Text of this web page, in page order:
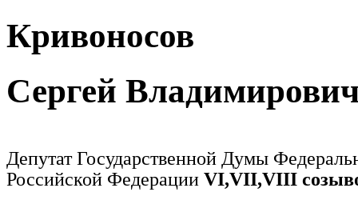
Кривоносов
Сергей
Депутат Государственной Думы
Российской Федерации VI,VII,VIII